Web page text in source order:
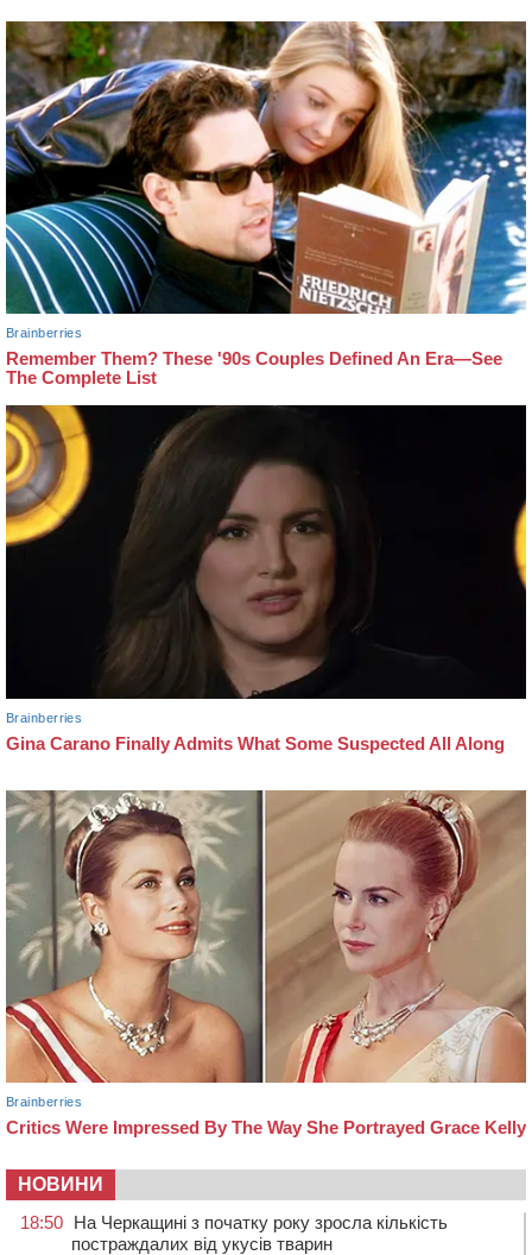
НОВИНИ
18:50 На Черкащині з початку року зросла кількість
постраждалих від укусів тварин